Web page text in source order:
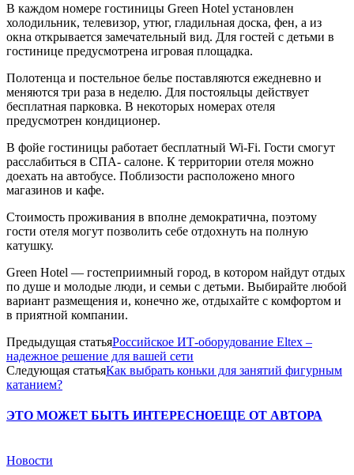
В каждом номере гостиницы Green Hotel установлен
холодильник, телевизор, утюг, гладильная доска, фен, а из
окна открывается замечательный вид. Для гостей с детьми в
гостинице предусмотрена игровая площадка.
Полотенца и постельное белье поставляются ежедневно и
меняются три раза в неделю. Для постояльцы действует
бесплатная парковка. В некоторых номерах отеля
предусмотрен кондиционер.
В фойе гостиницы работает бесплатный Wi-Fi. Гости смогут
расслабиться в СПА- салоне. К территории отеля можно
доехать на автобусе. Поблизости расположено много
магазинов и кафе.
Стоимость проживания в вполне демократична, поэтому
гости отеля могут позволить себе отдохнуть на полную
катушку.
Green Hotel — гостеприимный город, в котором найдут отдых
по душе и молодые люди, и семьи с детьми. Выбирайте любой
вариант размещения и, конечно же, отдыхайте с комфортом и
в приятной компании.
Предыдущая статьяРоссийское ИТ-оборудование Eltex –
надежное решение для вашей сети
Следующая статьяКак выбрать коньки для занятий фигурным
катанием?
ЭТО МОЖЕТ БЫТЬ ИНТЕРЕСНОЕЩЕ ОТ АВТОРА
Новости